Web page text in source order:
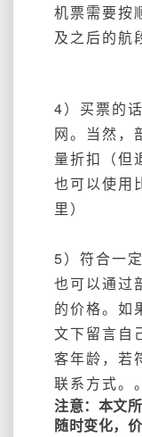
机票需要按
及之后的航
4）买票的
网。当然，
量折扣（但
也可以使用
里）
5）符合一
也可以通过
的价格。如
文下留言自
客年龄，若
联系方式。。
注意：本文
随时变化，